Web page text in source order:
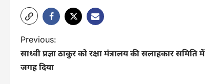
P
o
Previous:
साध्वी प्रज्ञा ठाकुर को रक्षा मंत्रालय की सलाहकार समिति में
जगह दिया